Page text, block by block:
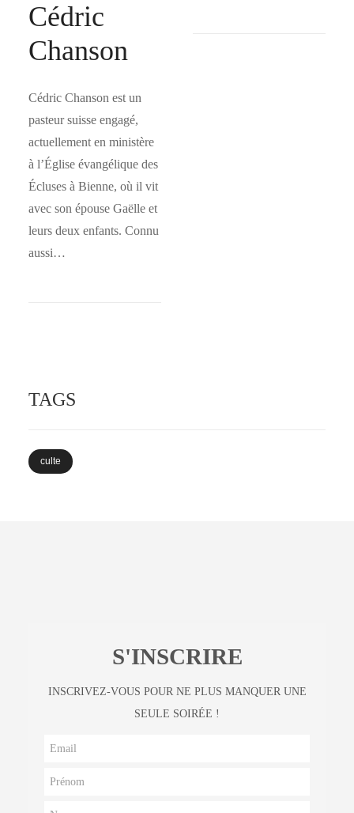
Cédric
Chanson
Cédric Chanson est un
pasteur suisse engagé,
actuellement en ministère
à l’Église évangélique des
Écluses à Bienne, où il vit
avec son épouse Gaëlle et
leurs deux enfants. Connu
aussi…
TAGS
culte
S'INSCRIRE
INSCRIVEZ-VOUS POUR NE PLUS MANQUER UNE
SEULE SOIRÉE !